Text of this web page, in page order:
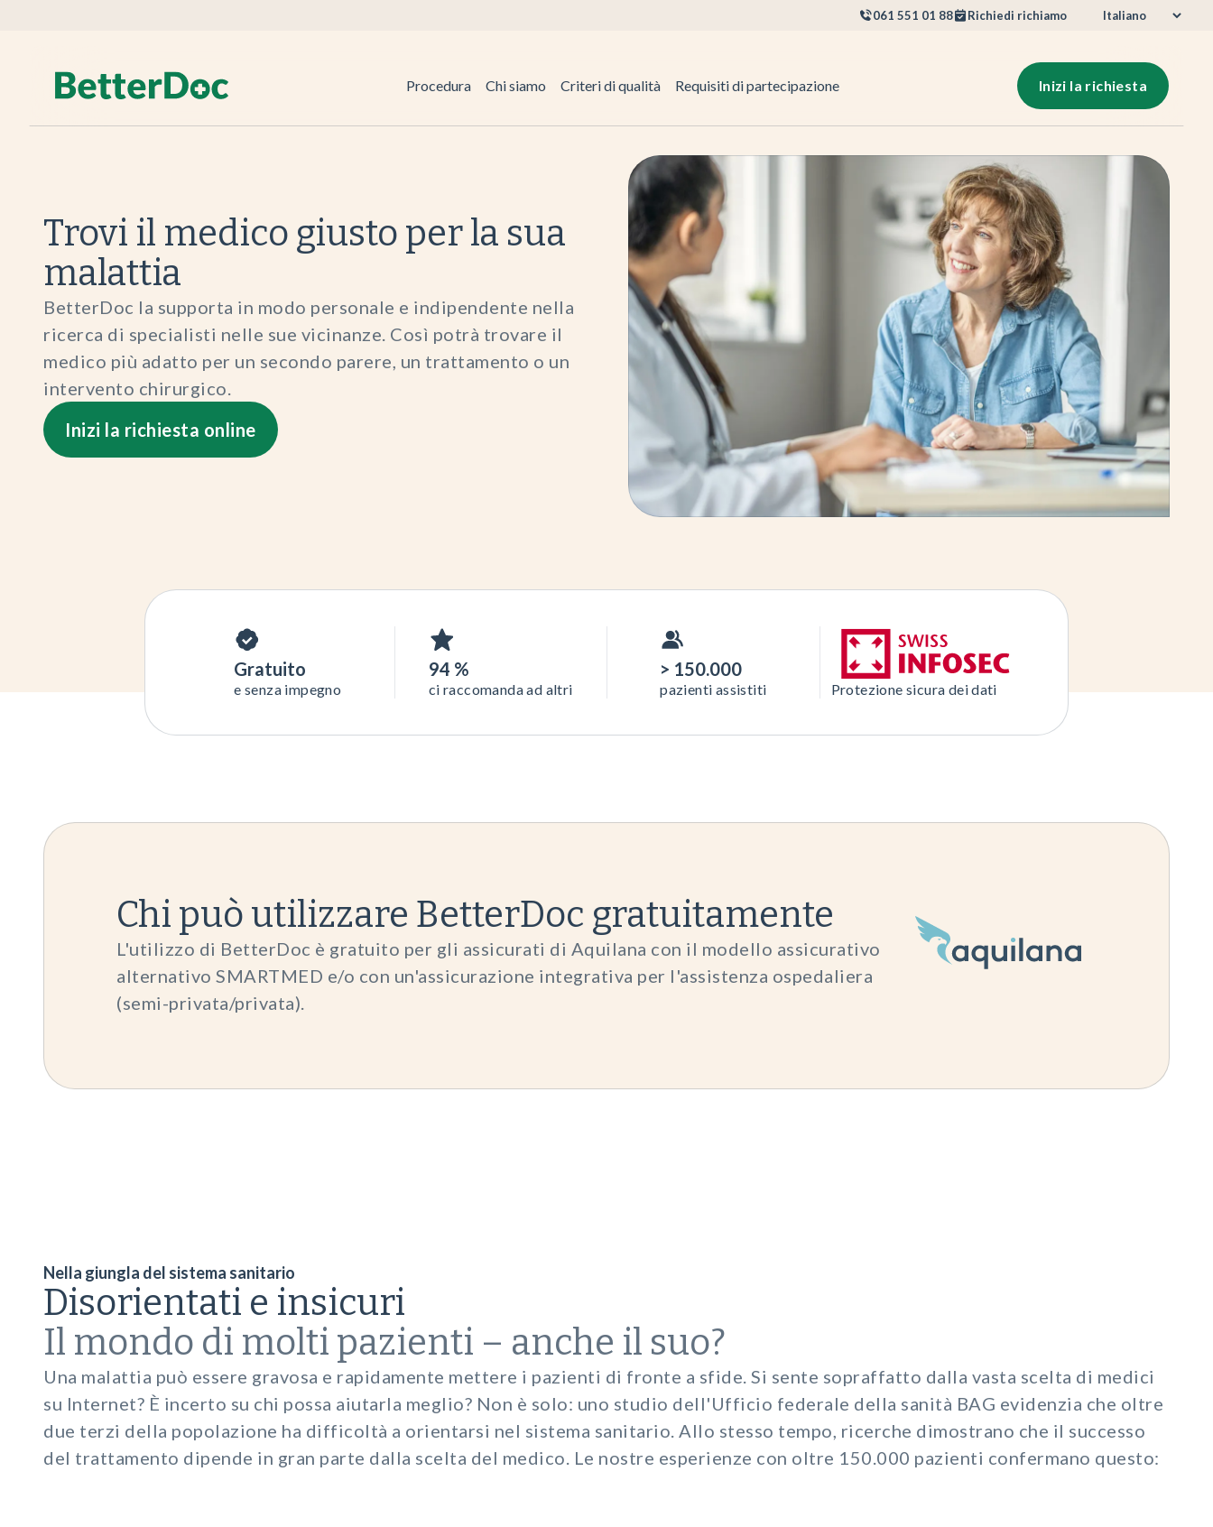
061 551 01 88 Richiedi richiamo
Procedura Chi siamo Criteri di qualità Requisiti di partecipazione Inizi la richiesta
Trovi il medico giusto per la sua
malattia
BetterDoc la supporta in modo personale e indipendente nella
ricerca di specialisti nelle sue vicinanze. Così potrà trovare il
medico più adatto per un secondo parere, un trattamento o un
intervento chirurgico.
Inizi la richiesta online
Gratuito
e senza impegno
94 %
ci raccomanda ad altri
> 150.000
pazienti assistiti Protezione sicura dei dati
Chi può utilizzare BetterDoc gratuitamente
L'utilizzo di BetterDoc è gratuito per gli assicurati di Aquilana con il modello assicurativo
alternativo SMARTMED e/o con un'assicurazione integrativa per l'assistenza ospedaliera
(semi-privata/privata).
Nella giungla del sistema sanitario
Disorientati e insicuri
Il mondo di molti pazienti – anche il suo?
Una malattia può essere gravosa e rapidamente mettere i pazienti di fronte a sfide. Si sente sopraffatto dalla vasta scelta di medici
su Internet? È incerto su chi possa aiutarla meglio? Non è solo: uno studio dell'Ufficio federale della sanità BAG evidenzia che oltre
due terzi della popolazione ha difficoltà a orientarsi nel sistema sanitario. Allo stesso tempo, ricerche dimostrano che il successo
del trattamento dipende in gran parte dalla scelta del medico. Le nostre esperienze con oltre 150.000 pazienti confermano questo: